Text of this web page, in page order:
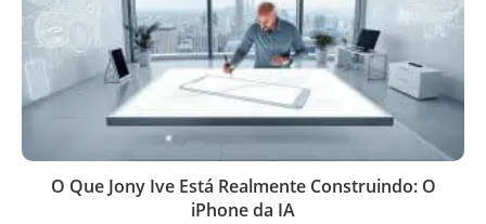
O Que Jony Ive Está Realmente Construindo: O
iPhone da IA